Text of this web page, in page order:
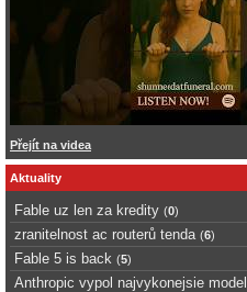
Přejít na videa
Aktuality
Fable uz len za kredity (0)
zranitelnost ac routerů tenda (6)
Fable 5 is back (5)
Anthropic vypol najvykonejsie